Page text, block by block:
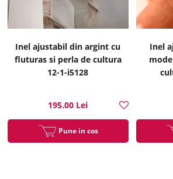
Inel ajustabil din argint cu
fluturas si perla de cultura
12-1-i5128
195.00 Lei
Pune in cos
Inel